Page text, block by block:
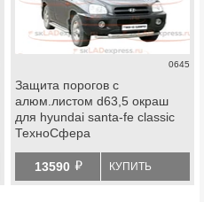
0645
Защита порогов с
алюм.листом d63,5 окраш
для hyundai santa-fe classic
ТехноСфера
13590 й КУПИТЬ